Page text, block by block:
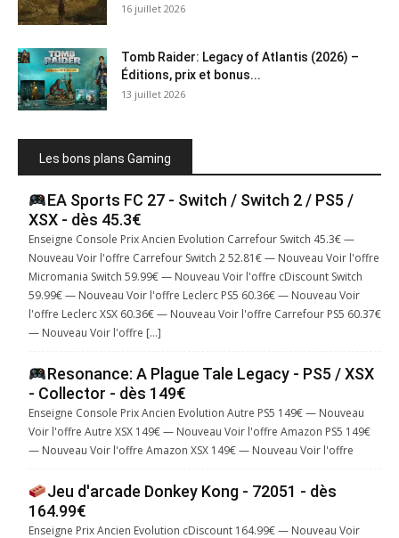
16 juillet 2026
Tomb Raider: Legacy of Atlantis (2026) –
Éditions, prix et bonus...
13 juillet 2026
Les bons plans Gaming
EA Sports FC 27 - Switch / Switch 2 / PS5 /
XSX - dès 45.3€
Enseigne Console Prix Ancien Evolution Carrefour Switch 45.3€ —
Nouveau Voir l'offre Carrefour Switch 2 52.81€ — Nouveau Voir l'offre
Micromania Switch 59.99€ — Nouveau Voir l'offre cDiscount Switch
59.99€ — Nouveau Voir l'offre Leclerc PS5 60.36€ — Nouveau Voir
l'offre Leclerc XSX 60.36€ — Nouveau Voir l'offre Carrefour PS5 60.37€
— Nouveau Voir l'offre […]
Resonance: A Plague Tale Legacy - PS5 / XSX
- Collector - dès 149€
Enseigne Console Prix Ancien Evolution Autre PS5 149€ — Nouveau
Voir l'offre Autre XSX 149€ — Nouveau Voir l'offre Amazon PS5 149€
— Nouveau Voir l'offre Amazon XSX 149€ — Nouveau Voir l'offre
Jeu d'arcade Donkey Kong - 72051 - dès
164.99€
Enseigne Prix Ancien Evolution cDiscount 164.99€ — Nouveau Voir